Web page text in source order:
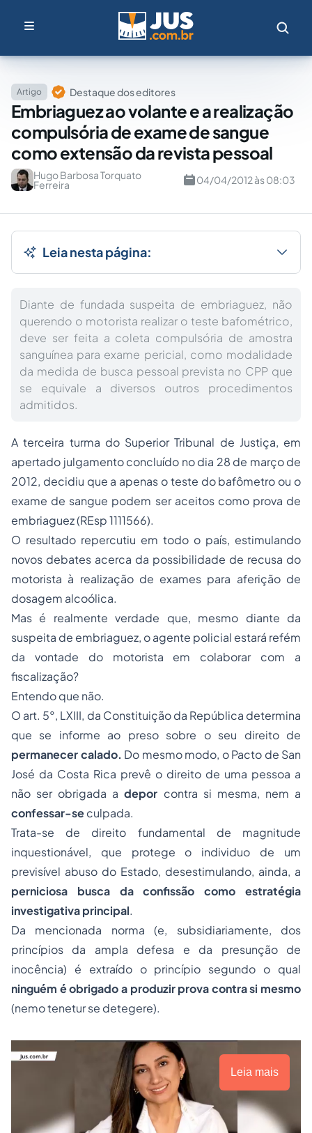
Artigo Destaque dos editores
Embriaguez ao volante e a realização
compulsória de exame de sangue
como extensão da revista pessoal
Hugo Barbosa Torquato
Ferreira 04/04/2012 às 08:03
Leia nesta página:
Diante de fundada suspeita de embriaguez, não
querendo o motorista realizar o teste bafométrico,
deve ser feita a coleta compulsória de amostra
sanguínea para exame pericial, como modalidade
da medida de busca pessoal prevista no CPP que
se equivale a diversos outros procedimentos
admitidos.
A terceira turma do Superior Tribunal de Justiça, em
apertado julgamento concluído no dia 28 de março de
2012, decidiu que a apenas o teste do bafômetro ou o
exame de sangue podem ser aceitos como prova de
embriaguez (REsp 1111566).
O resultado repercutiu em todo o país, estimulando
novos debates acerca da possibilidade de recusa do
motorista à realização de exames para aferição de
dosagem alcoólica.
Mas é realmente verdade que, mesmo diante da
suspeita de embriaguez, o agente policial estará refém
da vontade do motorista em colaborar com a
fiscalização?
Entendo que não.
O art. 5°, LXIII, da Constituição da República determina
que se informe ao preso sobre o seu direito de
permanecer calado. Do mesmo modo, o Pacto de San
José da Costa Rica prevê o direito de uma pessoa a
não ser obrigada adepor contra si mesma, nem a
confessar-seculpada.
Trata-se de direito fundamental de magnitude
inquestionável, que protege o individuo de um
previsível abuso do Estado, desestimulando, ainda, a
perniciosa busca da confissão como estratégia
investigativa principal.
Da mencionada norma (e, subsidiariamente, dos
princípios da ampla defesa e da presunção de
inocência) é extraído o princípio segundo o qual
ninguém é obrigado a produzir prova contra si mesmo
(nemo tenetur se detegere).
Leia mais